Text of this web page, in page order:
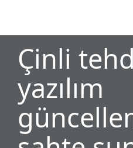
Çinli
yazılım